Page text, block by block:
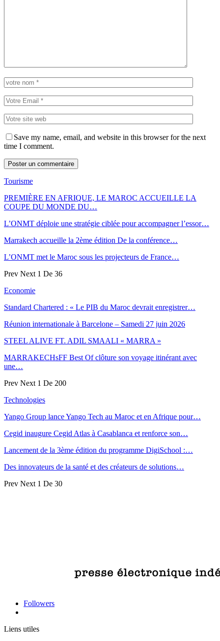
Save my name, email, and website in this browser for the next
time I comment.
Tourisme
PREMIÈRE EN AFRIQUE, LE MAROC ACCUEILLE LA
COUPE DU MONDE DU…
L’ONMT déploie une stratégie ciblée pour accompagner l’essor…
Marrakech accueille la 2ème édition De la conférence…
L’ONMT met le Maroc sous les projecteurs de France…
Prev Next 1 De 36
Economie
Standard Chartered : « Le PIB du Maroc devrait enregistrer…
Réunion internationale à Barcelone – Samedi 27 juin 2026
STEEL ALIVE FT. ADIL SMAALI « MARRA »
MARRAKECHsFF Best Of clôture son voyage itinérant avec
une…
Prev Next 1 De 200
Technologies
Yango Group lance Yango Tech au Maroc et en Afrique pour…
Cegid inaugure Cegid Atlas à Casablanca et renforce son…
Lancement de la 3ème édition du programme DigiSchool :…
Des innovateurs de la santé et des créateurs de solutions…
Prev Next 1 De 30
Followers
Liens utiles